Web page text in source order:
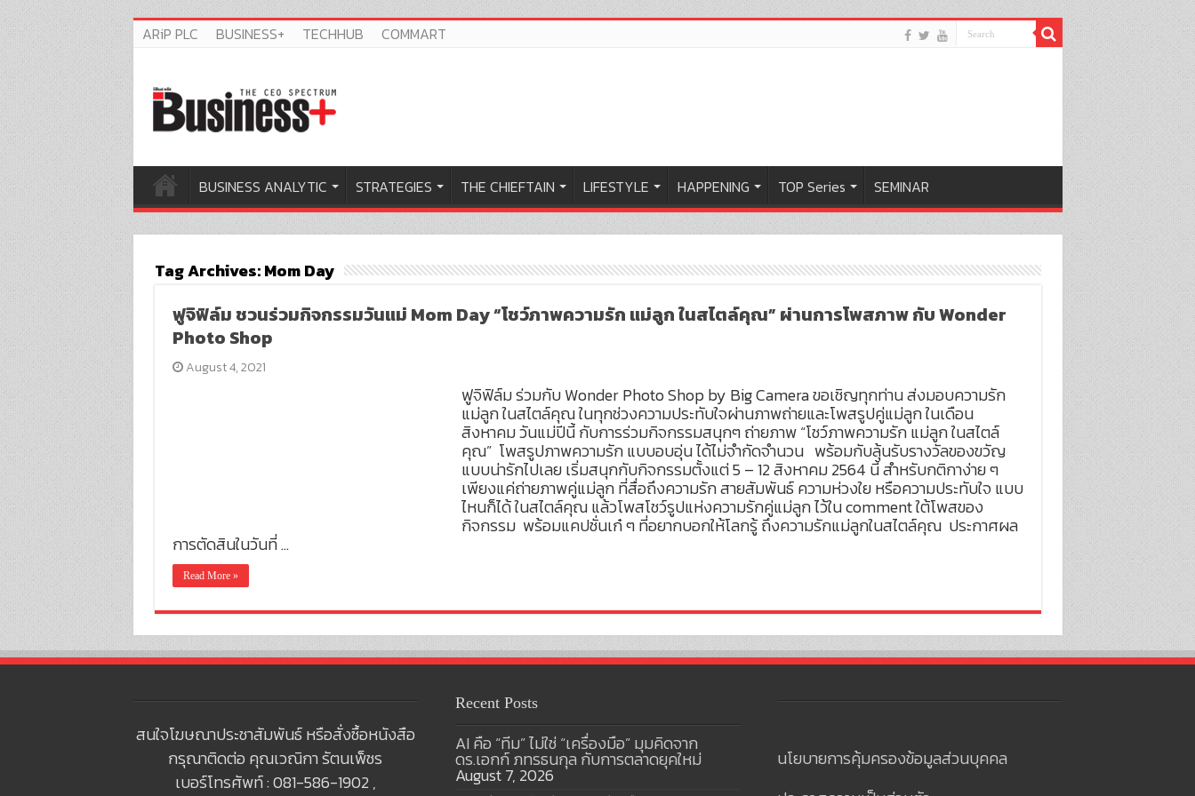
ARiP PLC BUSINESS+ TECHHUB COMMART
BUSINESS ANALYTIC STRATEGIES THE CHIEFTAIN LIFESTYLE HAPPENING TOP Series SEMINAR
Tag Archives:Mom Day
ฟูจิฟิล์ม ชวนร่วมกิจกรรมวันแม่ Mom Day “โชว์ภาพความรัก แม่ลูก ในสไตล์คุณ” ผ่านการโพสภาพ กับ Wonder
Photo Shop
August 4, 2021
ฟูจิฟิล์ม ร่วมกับ Wonder Photo Shop by Big Camera ขอเชิญทุกท่าน ส่งมอบความรัก
แม่ลูก ในสไตล์คุณ ในทุกช่วงความประทับใจผ่านภาพถ่ายและโพสรูปคู่แม่ลูก ในเดือน
สิงหาคม วันแม่ปีนี้ กับการร่วมกิจกรรมสนุกๆ ถ่ายภาพ “โชว์ภาพความรัก แม่ลูก ในสไตล์
คุณ” โพสรูปภาพความรัก แบบอบอุ่น ได้ไม่จำกัดจำนวน พร้อมกับลุ้นรับรางวัลของขวัญ
แบบน่ารักไปเลย เริ่มสนุกกับกิจกรรมตั้งแต่ 5 – 12 สิงหาคม 2564 นี้ สำหรับกติกาง่าย ๆ
เพียงแค่ถ่ายภาพคู่แม่ลูก ที่สื่อถึงความรัก สายสัมพันธ์ ความห่วงใย หรือความประทับใจ แบบ
ไหนก็ได้ ในสไตล์คุณ แล้วโพสโชว์รูปแห่งความรักคู่แม่ลูก ไว้ใน comment ใต้โพสของ
กิจกรรม พร้อมแคปชั่นเก๋ ๆ ที่อยากบอกให้โลกรู้ ถึงความรักแม่ลูกในสไตล์คุณ ประกาศผล
การตัดสินในวันที่ …
Read More »
สนใจโฆษณาประชาสัมพันธ์ หรือสั่งซื้อหนังสือ
กรุณาติดต่อ คุณเวณิกา รัตนเพ็ชร
เบอร์โทรศัพท์ : 081-586-1902 ,
Recent Posts
AI คือ “ทีม” ไม่ใช่ “เครื่องมือ” มุมคิดจาก
ดร.เอกก์ ภทรธนกุล กับการตลาดยุคใหม่
August 7, 2026
นโยบายการคุ้มครองข้อมูลส่วนบุคคล